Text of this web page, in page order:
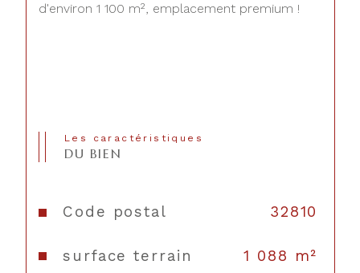
d'environ 1 100 m², emplacement premium !
Les caractéristiques
DU BIEN
Code postal 32810
surface terrain 1 088 m²